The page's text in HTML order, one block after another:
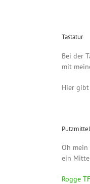
Tastatur
Bei der
mit
Hier
Putzmittel
Oh
ein
Rogge